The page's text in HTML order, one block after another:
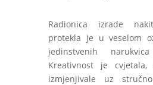
Radionica izrade
protekla je u veselom
jedinstvenih
Kreativnost je
izmjenjivale uz